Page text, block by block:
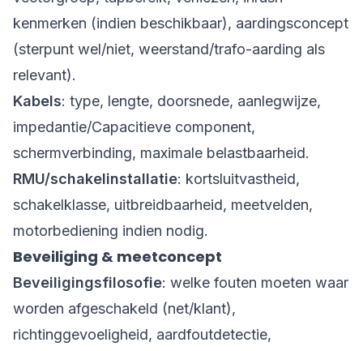
kenmerken (indien beschikbaar), aardingsconcept
(sterpunt wel/niet, weerstand/trafo-aarding als
relevant).
Kabels: type, lengte, doorsnede, aanlegwijze,
impedantie/Capacitieve component,
schermverbinding, maximale belastbaarheid.
RMU/schakelinstallatie: kortsluitvastheid,
schakelklasse, uitbreidbaarheid, meetvelden,
motorbediening indien nodig.
Beveiliging & meetconcept
Beveiligingsfilosofie: welke fouten moeten waar
worden afgeschakeld (net/klant),
richtinggevoeligheid, aardfoutdetectie,